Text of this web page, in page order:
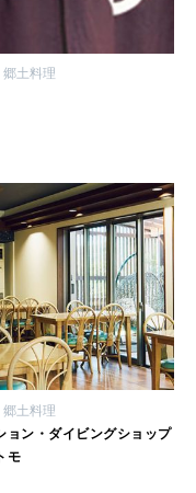
郷土料理
郷土料理
ョン・ダイビングショップ
モ